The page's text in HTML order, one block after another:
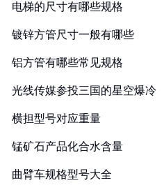
电梯的尺寸有哪些规格
镀锌方管尺寸一般有哪些
铝方管有哪些常见规格
光线传媒参投三国的星空爆冷
横担型号对应重量
锰矿石产品化合水含量
曲臂车规格型号大全